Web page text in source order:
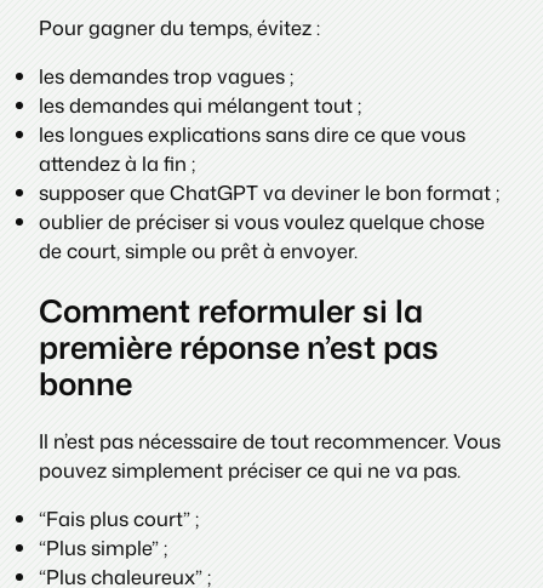
Pour gagner du temps, évitez :
les demandes trop vagues ;
les demandes qui mélangent tout ;
les longues explications sans dire ce que vous
attendez à la fin ;
supposer que ChatGPT va deviner le bon format ;
oublier de préciser si vous voulez quelque chose
de court, simple ou prêt à envoyer.
Comment reformuler si la
première réponse n’est pas
bonne
Il n’est pas nécessaire de tout recommencer. Vous
pouvez simplement préciser ce qui ne va pas.
“Fais plus court” ;
“Plus simple” ;
“Plus chaleureux” ;